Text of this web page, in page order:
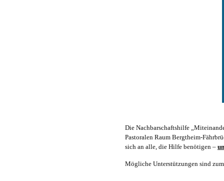
Die Nachbarschaftshilfe
Pastoralen Raum Bergtheim-
sich an alle, die Hilfe benötigen –
Mögliche Unterstützungen sind